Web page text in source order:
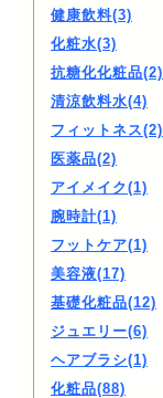
健康飲料(3)
化粧水(3)
抗糖化化粧品(2)
清涼飲料水(4)
フィットネス(2)
医薬品(2)
アイメイク(1)
腕時計(1)
フットケア(1)
美容液(17)
基礎化粧品(12)
ジュエリー(6)
ヘアブラシ(1)
化粧品(88)